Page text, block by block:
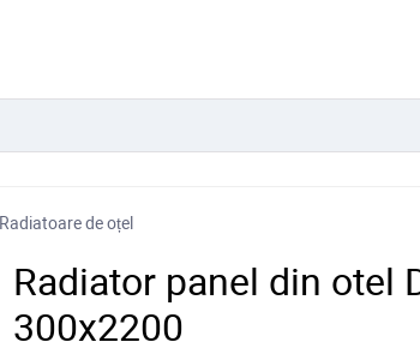
Radiatoare de oțel
Radiator panel din otel
300x2200